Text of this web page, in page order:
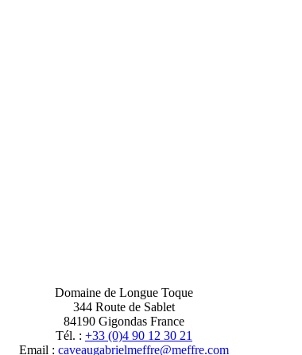
Domaine de Longue Toque
344 Route de Sablet
84190 Gigondas France
Tél. : +33 (0)4 90 12 30 21
Email : moc.erffem@erffemleirbaguaevac